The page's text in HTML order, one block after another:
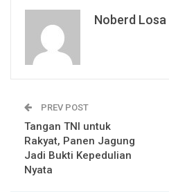
Noberd Losa
PREV POST
Tangan TNI untuk
Rakyat, Panen Jagung
Jadi Bukti Kepedulian
Nyata